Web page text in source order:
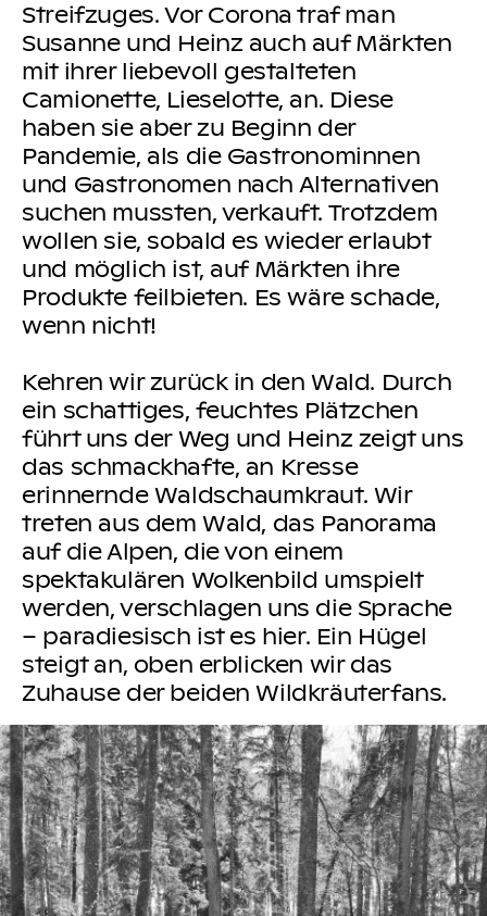
Streifzuges. Vor Corona traf man
Susanne und Heinz auch auf Märkten
mit ihrer liebevoll gestalteten
Camionette, Lieselotte, an. Diese
haben sie aber zu Beginn der
Pandemie, als die Gastronominnen
und Gastronomen nach Alternativen
suchen mussten, verkauft. Trotzdem
wollen sie, sobald es wieder erlaubt
und möglich ist, auf Märkten ihre
Produkte feilbieten. Es wäre schade,
wenn nicht!
Kehren wir zurück in den Wald. Durch
ein schattiges, feuchtes Plätzchen
führt uns der Weg und Heinz zeigt uns
das schmackhafte, an Kresse
erinnernde Waldschaumkraut. Wir
treten aus dem Wald, das Panorama
auf die Alpen, die von einem
spektakulären Wolkenbild umspielt
werden, verschlagen uns die Sprache
– paradiesisch ist es hier. Ein Hügel
steigt an, oben erblicken wir das
Zuhause der beiden Wildkräuterfans.